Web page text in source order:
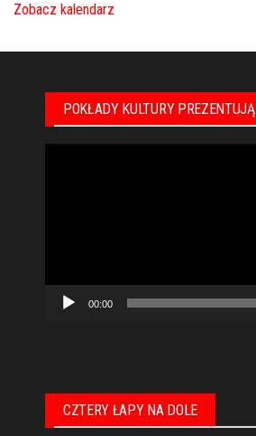
Zobacz kalendarz
POKŁADY KULTURY PREZENTUJĄ
00:00
CZTERY ŁAPY NA DOLE